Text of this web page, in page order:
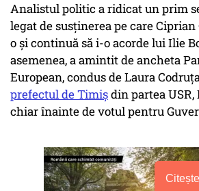
Analistul politic a ridicat un prim
legat de susținerea pe care
o și continuă să i-o acorde lui Ilie
asemenea, a amintit de ancheta
European, condus de Laura
prefectul de Timișdin partea
chiar înainte de votul pentru